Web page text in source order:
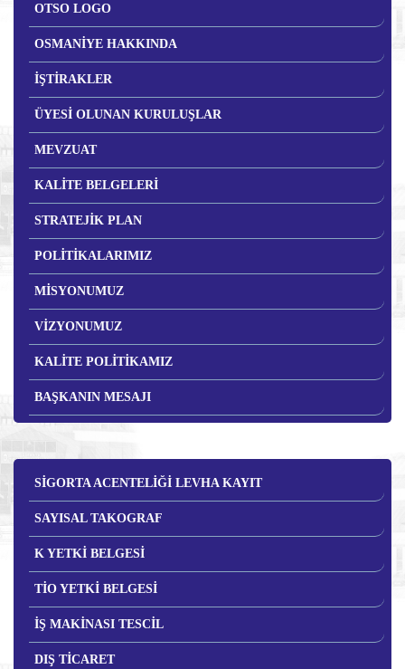
OTSO LOGO
OSMANİYE HAKKINDA
İŞTİRAKLER
ÜYESİ OLUNAN KURULUŞLAR
MEVZUAT
KALİTE BELGELERİ
STRATEJİK PLAN
POLİTİKALARIMIZ
MİSYONUMUZ
VİZYONUMUZ
KALİTE POLİTİKAMIZ
BAŞKANIN MESAJI
SİGORTA ACENTELİĞİ LEVHA KAYIT
SAYISAL TAKOGRAF
K YETKİ BELGESİ
TİO YETKİ BELGESİ
İŞ MAKİNASI TESCİL
DIŞ TİCARET